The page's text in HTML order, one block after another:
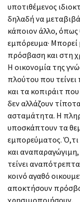
υποτιθέμενος
δηλαδή να
κάποιον άλλο, όπως
εμπόρευμα· Μπορεί
πρόσβαση και στη
Η οικονομία της
πλούτου που
και τα κοπιράιτ
δεν αλλάζουν
ασταμάτητα. Η
υποσκάπτουν τα
εμπορεύματος.
και
τείνει αναπότρεπτα
κοινό αγαθό
αποκτήσουν
χρησιμοποιήσουν.